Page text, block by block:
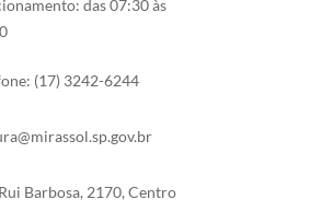
das 07:30 às
(17) 3242-6244
Barbosa, 2170, Centro